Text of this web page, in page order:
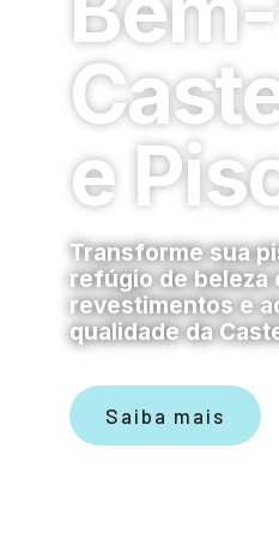
e
Transforme sua
refúgio de beleza
revestimentos e
qualidade da
Saiba mais